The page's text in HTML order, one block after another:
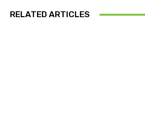
RELATED ARTICLES